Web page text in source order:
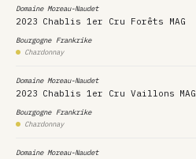
Domaine Moreau-Naudet
2023 Chablis 1er Cru Forêts MAG
Bourgogne
Frankrike
Chardonnay
Domaine Moreau-Naudet
2023 Chablis 1er Cru Vaillons MAG
Bourgogne
Frankrike
Chardonnay
Domaine Moreau-Naudet